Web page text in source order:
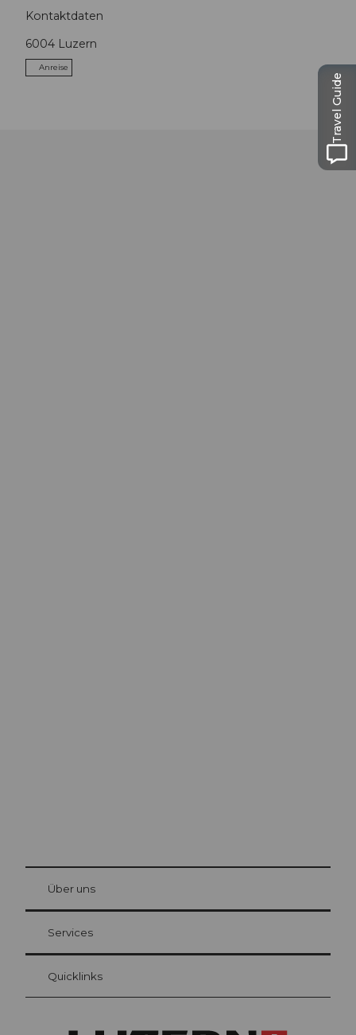
Kontaktdaten
6004 Luzern
Anreise
Gästekarte Luzern
Ihre Vorteile als Übernachtungsgast
at Bre
Über uns
Services
Quicklinks
Travel Guide